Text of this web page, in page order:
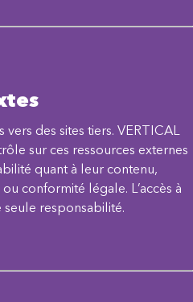
des sites tiers. VERTICAL
sur ces ressources externes
quant à leur contenu,
conformité légale. L’accès à
seule responsabilité.